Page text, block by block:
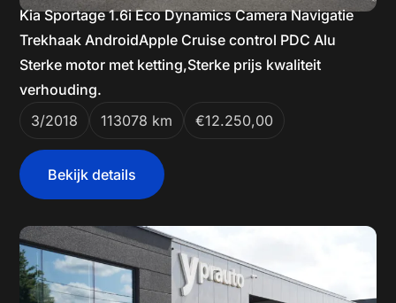
Kia Sportage 1.6i Eco Dynamics Camera Navigatie
Trekhaak AndroidApple Cruise control PDC Alu
Sterke motor met ketting,Sterke prijs kwaliteit
verhouding.
3/2018
113078 km €12.250,00
Bekijk details